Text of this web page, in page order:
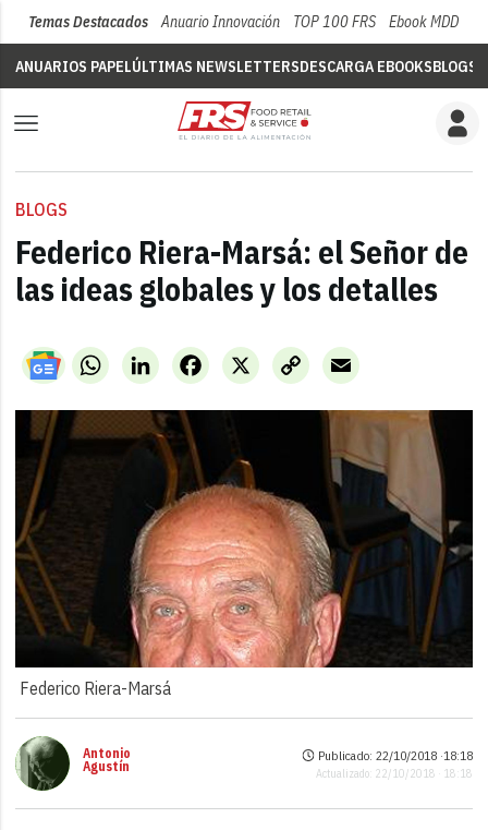
Temas Destacados Anuario Innovación TOP 100 FRS Ebook MDD
ANUARIOS PAPELÚLTIMAS NEWSLETTERSDESCARGA EBOOKSBLOGS
BLOGS
Federico Riera-Marsá: el Señor de
las ideas globales y los detalles
WhatsAppLinkedIn X
Facebook
Copy
Link
Email
Federico Riera-Marsá
Antonio
Agustín
Publicado: 22/10/2018 ·18:18
Actualizado: 22/10/2018 · 18:18